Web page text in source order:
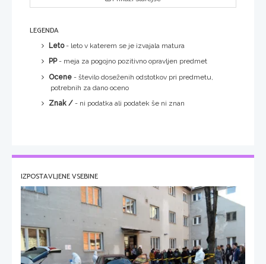
LEGENDA
Leto- leto v katerem se je izvajala matura
PP- meja za pogojno pozitivno opravljen predmet
Ocene - število doseženih odstotkov pri predmetu,
potrebnih za dano oceno
Znak / - ni podatka ali podatek še ni znan
IZPOSTAVLJENE VSEBINE